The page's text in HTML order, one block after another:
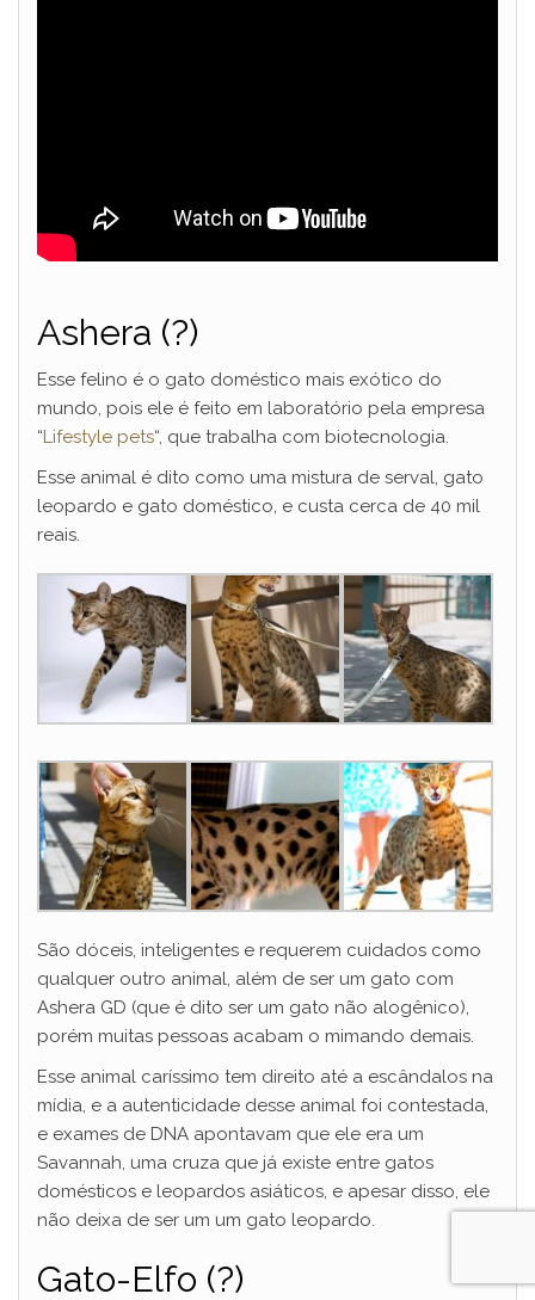
Ashera (?)
Esse felino é o gato doméstico mais exótico do
mundo, pois ele é feito em laboratório pela empresa
“Lifestyle pets“, que trabalha com biotecnologia.
Esse animal é dito como uma mistura de serval, gato
leopardo e gato doméstico, e custa cerca de 40 mil
reais.
São dóceis, inteligentes e requerem cuidados como
qualquer outro animal, além de ser um gato com
Ashera GD (que é dito ser um gato não alogênico),
porém muitas pessoas acabam o mimando demais.
Esse animal caríssimo tem direito até a escândalos na
mídia, e a autenticidade desse animal foi contestada,
e exames de DNA apontavam que ele era um
Savannah, uma cruza que já existe entre gatos
domésticos e leopardos asiáticos, e apesar disso, ele
não deixa de ser um um gato leopardo.
Gato-Elfo (?)